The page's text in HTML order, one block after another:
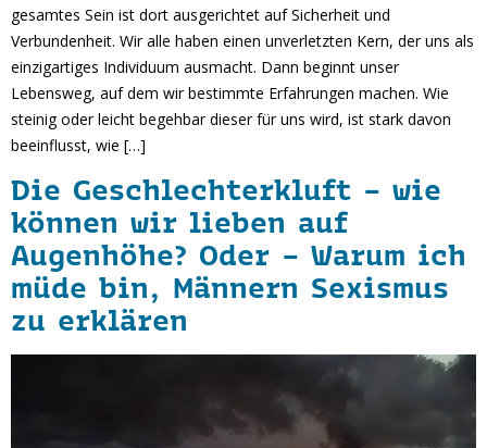
gesamtes Sein ist dort ausgerichtet auf Sicherheit und
Verbundenheit. Wir alle haben einen unverletzten Kern, der uns als
einzigartiges Individuum ausmacht. Dann beginnt unser
Lebensweg, auf dem wir bestimmte Erfahrungen machen. Wie
steinig oder leicht begehbar dieser für uns wird, ist stark davon
beeinflusst, wie […]
Die Geschlechterkluft – wie
können wir lieben auf
Augenhöhe? Oder – Warum ich
müde bin, Männern Sexismus
zu erklären